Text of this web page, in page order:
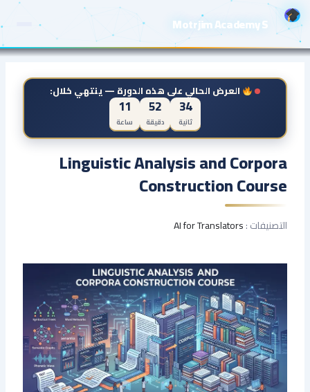
Motrjim Academy S
تخطي
إلى
المحتوى
العرض الحالي على هذه الدورة — ينتهي خلال:
11
ساعة
52
دقيقة
34
ثانية
Linguistic Analysis and Corpora
Construction Course
التصنيفات :AI for Translators